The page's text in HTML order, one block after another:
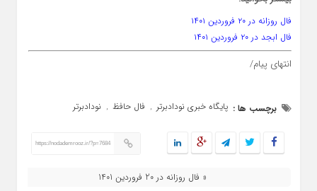
فال روزانه در ۲۰ فروردین ۱۴۰۱
فال ابجد در ۲۰ فروردین ۱۴۰۱
انتهای پیام/
برچسب ها : پایگاه خبری نودادبرتر , فال حافظ , نودادبرتر
https://nodademrooz.ir/?p=7684
« فال روزانه در 20 فروردین 1401